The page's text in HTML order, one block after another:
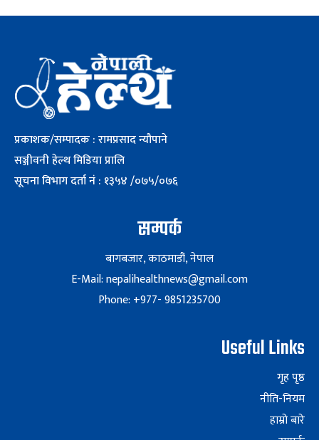
प्रकाशक/सम्पादक : रामप्रसाद न्यौपाने
सञ्जीवनी हेल्थ मिडिया प्रालि
सूचना विभाग दर्ता नं : १३५४ /०७५/०७६
सम्पर्क
बागबजार, काठमाडौं, नेपाल
E-Mail: nepalihealthnews@gmail.com
Phone: +977- 9851235700
Useful Links
गृह पृष्ठ
नीति-नियम
हाम्रो बारे